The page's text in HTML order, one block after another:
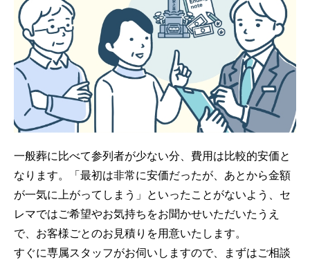
一般葬に比べて参列者が少ない分、費用は比較的安価と
なります。「最初は非常に安価だったが、あとから金額
が一気に上がってしまう」といったことがないよう、セ
レマではご希望やお気持ちをお聞かせいただいたうえ
で、お客様ごとのお見積りを用意いたします。
すぐに専属スタッフがお伺いしますので、まずはご相談